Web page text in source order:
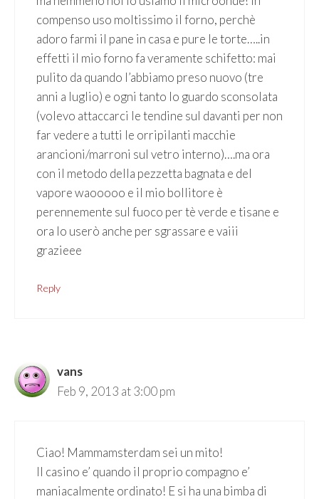
compenso uso moltissimo il forno, perchè
adoro farmi il pane in casa e pure le torte…..in
effetti il mio forno fa veramente schifetto: mai
pulito da quando l’abbiamo preso nuovo (tre
anni a luglio) e ogni tanto lo guardo sconsolata
(volevo attaccarci le tendine sul davanti per non
far vedere a tutti le orripilanti macchie
arancioni/marroni sul vetro interno)….ma ora
con il metodo della pezzetta bagnata e del
vapore waooooo e il mio bollitore è
perennemente sul fuoco per tè verde e tisane e
ora lo userò anche per sgrassare e vaiii
grazieee
Reply
vans
Feb 9, 2013 at 3:00 pm
Ciao! Mammamsterdam sei un mito!
Il casino e’ quando il proprio compagno e’
maniacalmente ordinato! E si ha una bimba di